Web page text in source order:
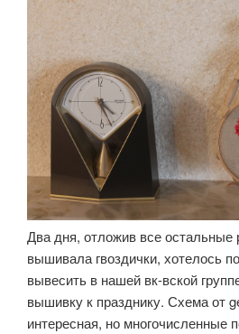
Два дня, отложив все остальные
вышивала гвоздички, хотелось
вывесить в нашей вк-вской
вышивку к празднику. Схема от
интересная, но многочисленные